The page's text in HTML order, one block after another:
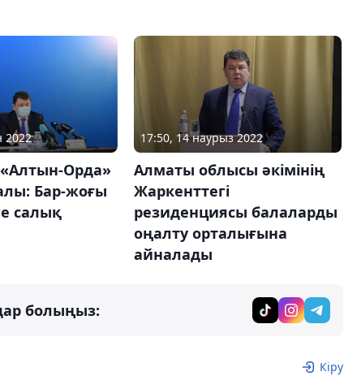
2022
Орда»
Бар-жоғы
салық
17:50, 14 наурыз 2022
Алматы облысы әкімінің
Жаркенттегі
резиденциясы балаларды
оңалту орталығына
айналады
болыңыз:
Кіру